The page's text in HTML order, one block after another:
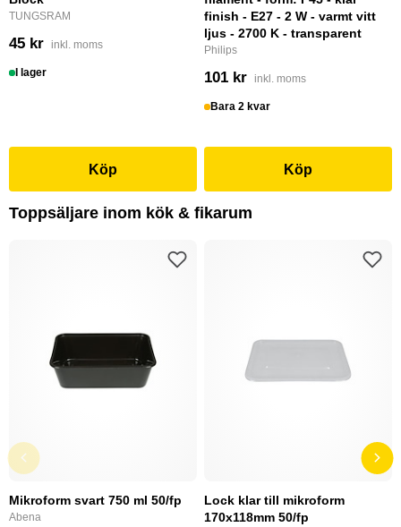
TUNGSRAM
45 kr inkl. moms
I lager
Köp
finish - E27 - 2 W - varmt vitt
ljus - 2700 K - transparent
Philips
101 kr inkl. moms
Bara 2 kvar
Köp
Toppsäljare inom kök & fikarum
Mikroform svart 750 ml 50/fp
Abena
Lock klar till mikroform
170x118mm 50/fp